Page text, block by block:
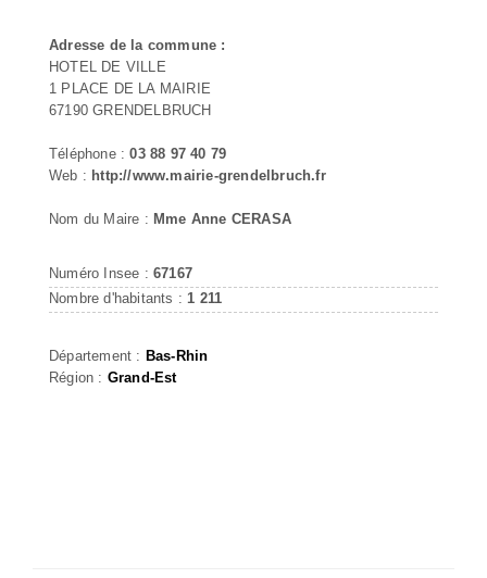
Adresse de la commune :
HOTEL DE VILLE
1 PLACE DE LA MAIRIE
67190 GRENDELBRUCH
Téléphone :03 88 97 40 79
Web : http://www.mairie-grendelbruch.fr
Nom du Maire : Mme Anne CERASA
Numéro Insee : 67167
Nombre d'habitants : 1 211
Département : Bas-Rhin
Région : Grand-Est